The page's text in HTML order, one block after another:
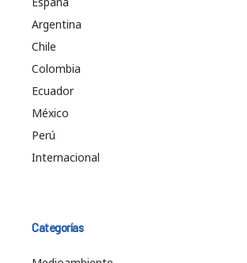
Argentina
Chile
Colombia
Ecuador
México
Perú
Internacional
Categorías